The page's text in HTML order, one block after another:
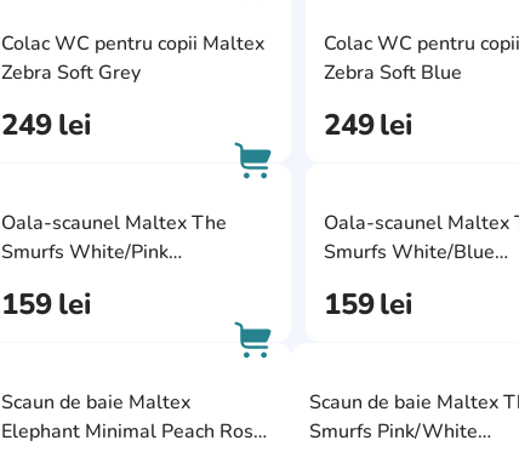
Colac WC pentru copii Maltex
Zebra Soft Grey
249lei
AddCardToFavourite
AddCardToCart
Colac WC pentru
Zebra Soft Blue
249lei
Oala-scaunel Maltex The
Smurfs White/Pink
159lei
AddCardToFavourite
AddCardToCart
Oala-scaunel Maltex
Smurfs White/Blue
159lei
Scaun de baie Maltex
Elephant Minimal Peach Rose
AddCardToFavourite
AddCardToCart
Scaun de baie Maltex
Smurfs Pink/White